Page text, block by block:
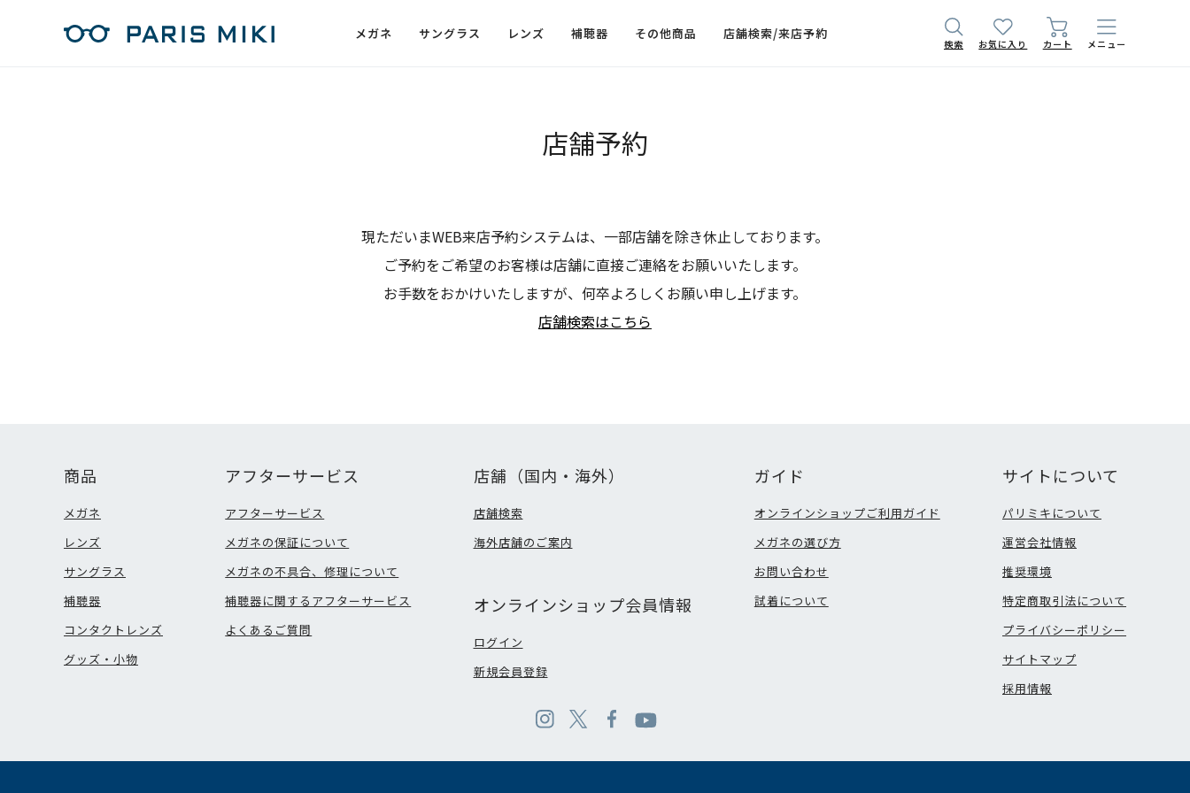
メガネ サングラス レンズ 補聴器 その他商品 店舗検索/来店予約
検索 お気に入り カート メニュー
店舗予約
現ただいまWEB来店予約システムは、一部店舗を除き休止しております。
ご予約をご希望のお客様は店舗に直接ご連絡をお願いいたします。
お手数をおかけいたしますが、何卒よろしくお願い申し上げます。
店舗検索はこちら
商品
メガネ
レンズ
サングラス
補聴器
コンタクトレンズ
グッズ・小物
アフターサービス
アフターサービス
メガネの保証について
メガネの不具合、修理について
補聴器に関するアフターサービス
よくあるご質問
店舗（国内・海外）
店舗検索
海外店舗のご案内
オンラインショップ会員情報
ログイン
新規会員登録
ガイド
オンラインショップご利用ガイド
メガネの選び方
お問い合わせ
試着について
サイトについて
パリミキについて
運営会社情報
推奨環境
特定商取引法について
プライバシーポリシー
サイトマップ
採用情報